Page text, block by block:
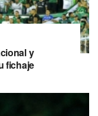
y
fichaje